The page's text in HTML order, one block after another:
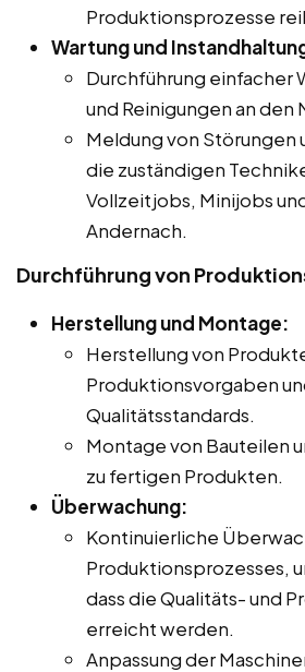
Produktionsprozesse
Wartung und
Durchführung einfacher
und Reinigungen an den
Meldung von Störungen
die zuständigen
Vollzeitjobs, Minijobs
Andernach.
Durchführung von
Herstellung und Montage:
Herstellung von
Produktionsvorgaben
Qualitätsstandards.
Montage von Bauteilen
zu fertigen Produkten.
Überwachung:
Kontinuierliche
Produktionsprozesses,
dass die Qualitäts- und
erreicht werden.
Anpassung der